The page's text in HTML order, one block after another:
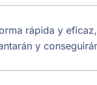
rápida y
y